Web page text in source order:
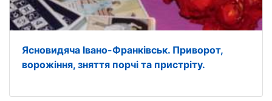
Ясновидяча Івано-Франківськ. Приворот,
ворожіння, зняття порчі та пристріту.